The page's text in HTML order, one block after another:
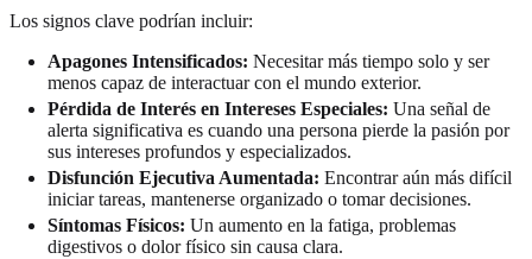
Los signos clave podrían incluir:
Apagones Intensificados: Necesitar más tiempo solo y ser
menos capaz de interactuar con el mundo exterior.
Pérdida de Interés en Intereses Especiales: Una señal de
alerta significativa es cuando una persona pierde la pasión por
sus intereses profundos y especializados.
Disfunción Ejecutiva Aumentada: Encontrar aún más difícil
iniciar tareas, mantenerse organizado o tomar decisiones.
Síntomas Físicos: Un aumento en la fatiga, problemas
digestivos o dolor físico sin causa clara.